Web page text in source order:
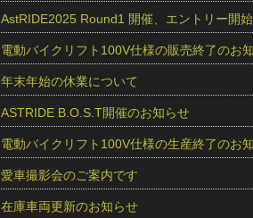
AstRIDE2025 Round1 開催、エントリー開
電動バイクリフト100V仕様の販売終了のお
年末年始の休業について
ASTRIDE B.O.S.T開催のお知らせ
電動バイクリフト100V仕様の生産終了のお
愛車撮影会のご案内です
在庫車両更新のお知らせ